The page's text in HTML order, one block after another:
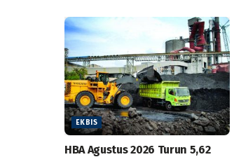
EKBIS
HBA Agustus 2026 Turun 5,62